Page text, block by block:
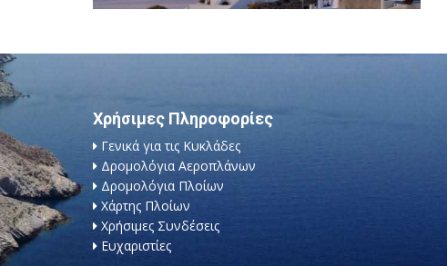
Χρήσιμες Πληροφορίες
Γενικά για τις Κυκλάδες
Δρομολόγια Αεροπλάνων
Δρομολόγια Πλοίων
Χάρτης Πλοίων
Χρήσιμες Συνδέσεις
Ευχαριστίες